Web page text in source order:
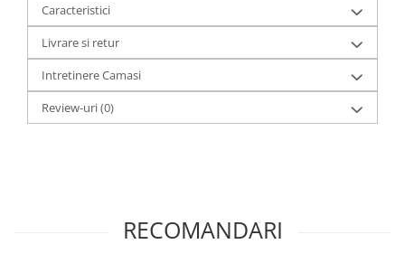
Caracteristici
Livrare si retur
Intretinere Camasi
Review-uri(0)
RECOMANDARI